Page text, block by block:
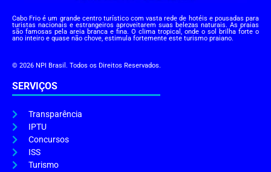
Cabo Frio é um grande centro turístico com vasta rede de hotéis e pousadas para
turistas nacionais e estrangeiros aproveitarem suas belezas naturais. As praias
são famosas pela areia branca e fina. O clima tropical, onde o sol brilha forte o
ano inteiro e quase não chove, estimula fortemente este turismo praiano.
© 2026 NPI Brasil. Todos os Direitos Reservados.
SERVIÇOS
Transparência
IPTU
Concursos
ISS
Turismo